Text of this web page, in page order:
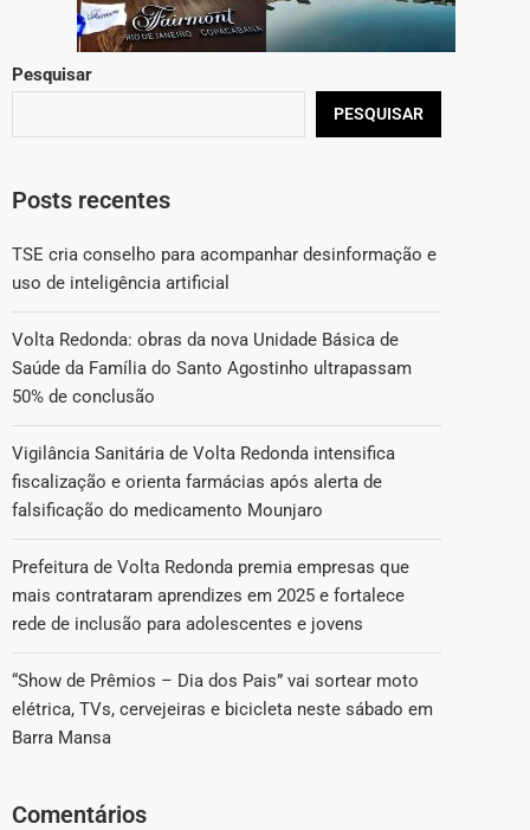
Pesquisar
PESQUISAR
Posts recentes
TSE cria conselho para acompanhar desinformação e
uso de inteligência artificial
Volta Redonda: obras da nova Unidade Básica de
Saúde da Família do Santo Agostinho ultrapassam
50% de conclusão
Vigilância Sanitária de Volta Redonda intensifica
fiscalização e orienta farmácias após alerta de
falsificação do medicamento Mounjaro
Prefeitura de Volta Redonda premia empresas que
mais contrataram aprendizes em 2025 e fortalece
rede de inclusão para adolescentes e jovens
“Show de Prêmios – Dia dos Pais” vai sortear moto
elétrica, TVs, cervejeiras e bicicleta neste sábado em
Barra Mansa
Comentários